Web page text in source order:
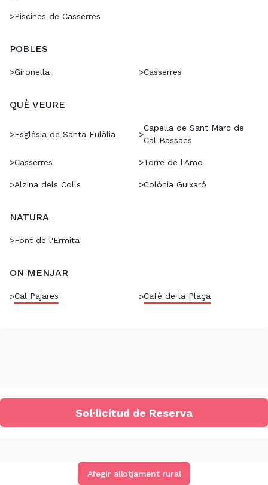
>Piscines de Casserres
POBLES
>Gironella >Casserres
QUÈ VEURE
>Església de Santa Eulàlia >
Capella de Sant Marc de
Cal Bassacs
>Casserres >Torre de l'Amo
>Alzina dels Colls >Colònia Guixaró
NATURA
>Font de l'Ermita
ON MENJAR
>Cal Pajares >Cafè de la Plaça
Sol·licitud de Reserva
Afegir allotjament rural